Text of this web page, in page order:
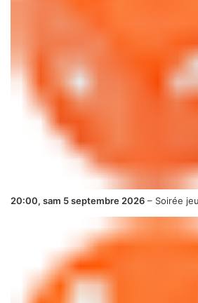
20:00, sam 5 septembre 2026 – Soirée